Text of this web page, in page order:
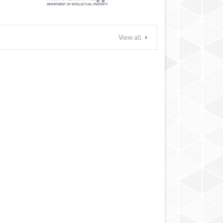
View all